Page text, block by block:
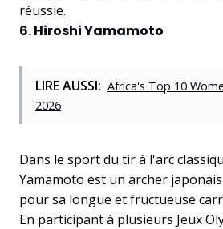
réussie.
6. Hiroshi Yamamoto
LIRE AUSSI: Africa's Top 10
2026
Dans le sport du tir à l'arc
Yamamoto est un archer
pour sa longue et fructueuse
En participant à plusieurs Jeux